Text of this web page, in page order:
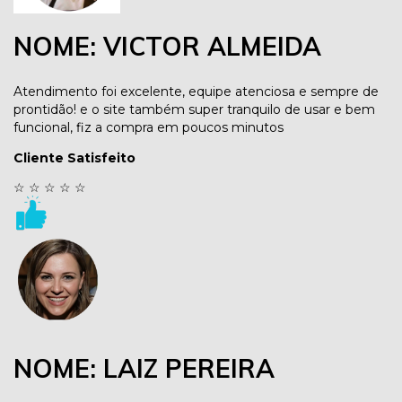
NOME: VICTOR ALMEIDA
Atendimento foi excelente, equipe atenciosa e sempre de
prontidão! e o site também super tranquilo de usar e bem
funcional, fiz a compra em poucos minutos
Cliente Satisfeito
☆ ☆ ☆ ☆ ☆
NOME: LAIZ PEREIRA